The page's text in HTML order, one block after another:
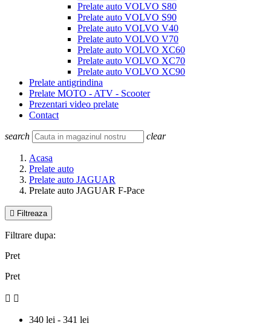
Prelate auto VOLVO S80
Prelate auto VOLVO S90
Prelate auto VOLVO V40
Prelate auto VOLVO V70
Prelate auto VOLVO XC60
Prelate auto VOLVO XC70
Prelate auto VOLVO XC90
Prelate antigrindina
Prelate MOTO - ATV - Scooter
Prezentari video prelate
Contact
search clear
Acasa
Prelate auto
Prelate auto JAGUAR
Prelate auto JAGUAR F-Pace
 Filtreaza
Filtrare dupa:
Pret
Pret
 
340 lei - 341 lei